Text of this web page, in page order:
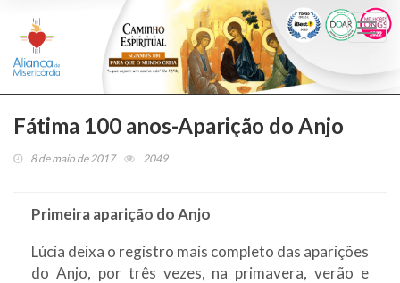
Fátima 100 anos-Aparição do Anjo
8 de maio de 2017 2049
Primeira aparição do Anjo
Lúcia deixa o registro mais completo das aparições
do Anjo, por três vezes, na primavera, verão e